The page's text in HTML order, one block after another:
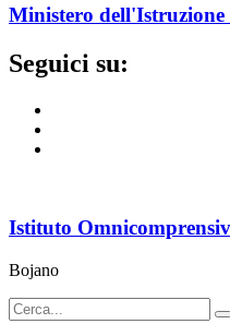
Ministero dell'Istruzione
Seguici su:
Istituto
Bojano